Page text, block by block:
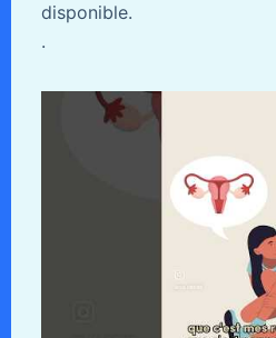
disponible.
.